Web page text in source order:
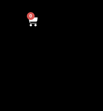
0
Cart